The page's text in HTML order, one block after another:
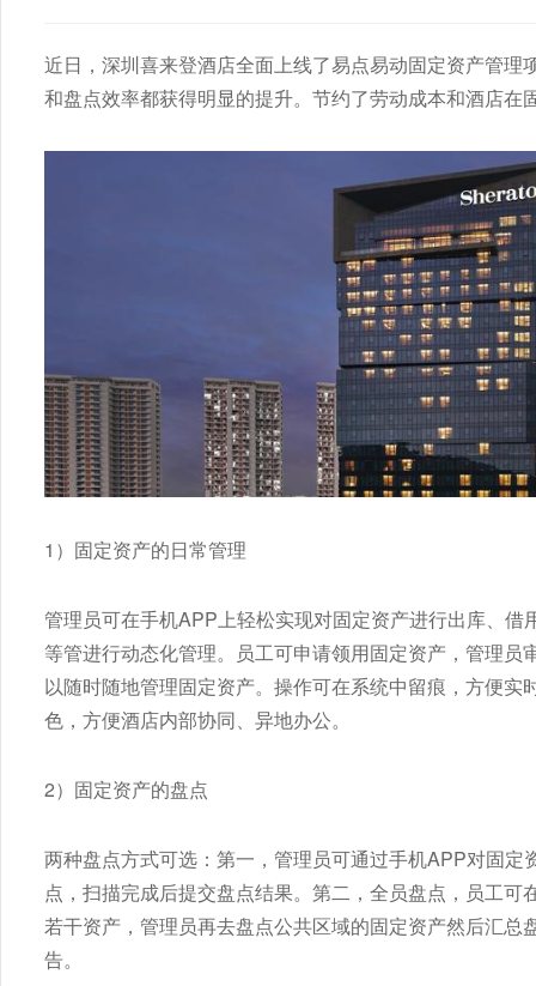
近日，深圳喜来登酒店全面上线了易点易动固定资产管
和盘点效率都获得明显的提升。节约了劳动成本和酒店在
1）固定资产的日常管理
管理员可在手机APP上轻松实现对固定资产进行出库、
等管进行动态化管理。员工可申请领用固定资产，管理
以随时随地管理固定资产。操作可在系统中留痕，方便
色，方便酒店内部协同、异地办公。
2）固定资产的盘点
两种盘点方式可选：第一，管理员可通过手机APP对固
点，扫描完成后提交盘点结果。第二，全员盘点，员工
若干资产，管理员再去盘点公共区域的固定资产然后汇总
告。